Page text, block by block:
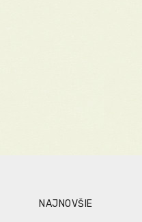
NAJNOVŠIE